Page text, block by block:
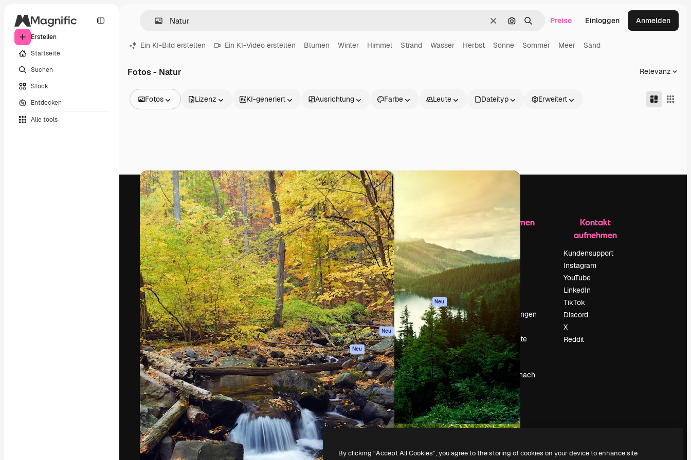
Erstellen
Startseite
Suchen
Stock
Entdecken
Alle tools
LöschenNach Bild suchen
SuchenPreise Einloggen Anmelden
Ein KI-Bild erstellen Ein KI-Video erstellen Blumen Winter Himmel Strand Wasser Herbst Sonne Sommer Meer Sand
Fotos - Natur Relevanz
Fotos
Videos
Filmmaterial
Motion Graphics
Videovorlagen
Icons
3D-Modelle
Schriftarten
Lizenz KI-generiert Ausrichtung Farbe Leute Dateityp Erweitert
Die kreative Plattform, um deine beste
Arbeit zu verwirklichen. Mehr als 1 Million
Abonnenten unter Kreativen, Unternehmen,
Agenturen und Studios.
Deutsch
Produkte
Spaces
KI-Assistent
KI-Bildgenerator
KI-Videogenerator
KI-
Stimmengenerator
Stock-Inhalte
MCP für
Claude/ChatGPT
Neu
Agenten Neu
API
Mobile App
Alle Magnific-Tools
Academy
Dokumentation
Support
AGB
Datenschutzerklärung
Originale Neu
Cookie-Richtlinie
Vertrauenszentrum
Partner
Unternehmen
Unternehmen
Preise
Über uns
Reviews
Karriere
Suchtrends
Blog
Veranstaltungen
Slidesgo
Deine Inhalte
verkaufen
Pressesaal
Suchst du nach
magnific.ai
Kontakt
aufnehmen
Kundensupport
Instagram
YouTube
LinkedIn
TikTok
Discord
X
Reddit
Copyright © 2010- 2026Freepik Company S.L.U.Alle Rechte vorbehalten.
By clicking “Accept All Cookies”, you agree to the storing of cookies on your device to enhance site